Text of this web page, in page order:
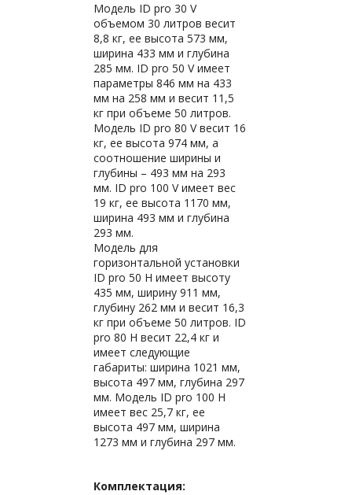
Модель ID pro 30 V
объемом 30 литров весит
8,8 кг, ее высота 573 мм,
ширина 433 мм и глубина
285 мм. ID pro 50 V имеет
параметры 846 мм на 433
мм на 258 мм и весит 11,5
кг при объеме 50 литров.
Модель ID pro 80 V весит 16
кг, ее высота 974 мм, а
соотношение ширины и
глубины – 493 мм на 293
мм. ID pro 100 V имеет вес
19 кг, ее высота 1170 мм,
ширина 493 мм и глубина
293 мм.
Модель для
горизонтальной установки
ID pro 50 H имеет высоту
435 мм, ширину 911 мм,
глубину 262 мм и весит 16,3
кг при объеме 50 литров. ID
pro 80 H весит 22,4 кг и
имеет следующие
габариты: ширина 1021 мм,
высота 497 мм, глубина 297
мм. Модель ID pro 100 H
имеет вес 25,7 кг, ее
высота 497 мм, ширина
1273 мм и глубина 297 мм.
Комплектация: